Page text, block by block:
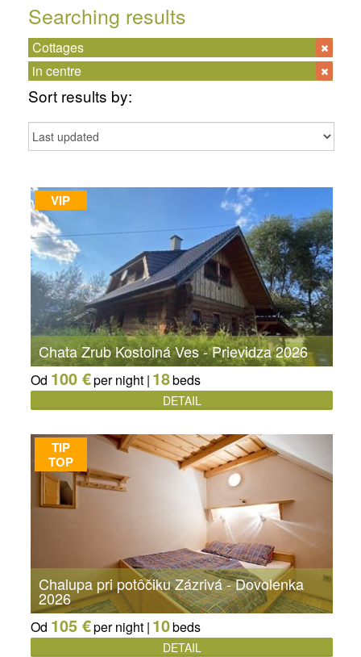
Searching results
Cottages
in centre
Sort results by:
VIP
Chata Zrub Kostolná Ves - Prievidza 2026
Od 100 €per night | 18beds
DETAIL
TIP
TOP
Chalupa pri potôčiku Zázrivá - Dovolenka
2026
Od 105 €per night | 10beds
DETAIL